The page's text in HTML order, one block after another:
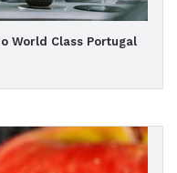
World Class Portugal